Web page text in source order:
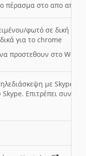
πέρασμα στο απο
φωτό σε δική
για το chrome
προστεθουν στο Word
με Skype
Skype. Επιτρέπει